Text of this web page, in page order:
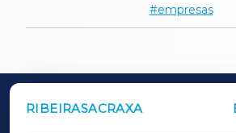
empresas
RIBEIRASACRAXA
OUTROS PERIÓDICOS